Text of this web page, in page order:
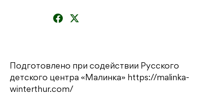
Подготовлено при содействии Русского
детского центра «Малинка» https://malinka-
winterthur.com/